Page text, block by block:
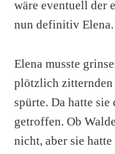
wäre eventuell der
nun definitiv Elena.
Elena musste
plötzlich zitternden
spürte. Da hatte
getroffen. Ob
nicht, aber sie